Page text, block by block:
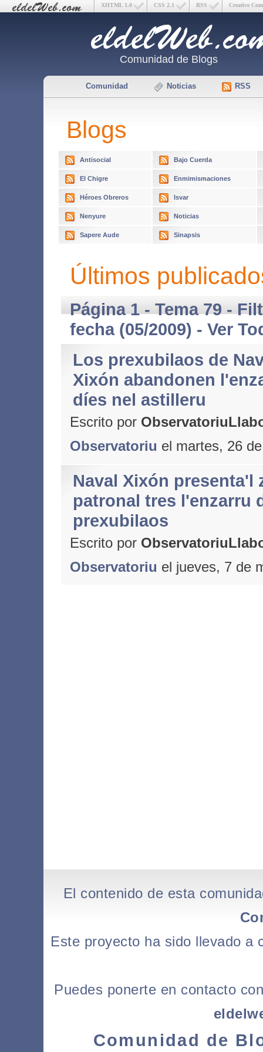
Creative
RSS
CSS 2.1
XHTML 1.0
Comunidad de Blogs
Comunidad Noticias RSS
Blogs
Antisocial Bajo Cuerda
El Chigre Enmimismaciones
Héroes Obreros Isvar
Nenyure Noticias
Sapere Aude Sinapsis
Últimos
Página 1 - Tema 79 -
fecha (05/2009) - Ver
Los prexubilaos de
Xixón abandonen
díes nel astilleru
Escrito por
Observatoriu el martes, 26
Naval Xixón presenta'l
patronal tres l'enzarru
prexubilaos
Escrito por
Observatoriu el jueves, 7 de
El contenido de esta
Este proyecto ha sido llevado
Puedes ponerte en contacto
Comunidad de